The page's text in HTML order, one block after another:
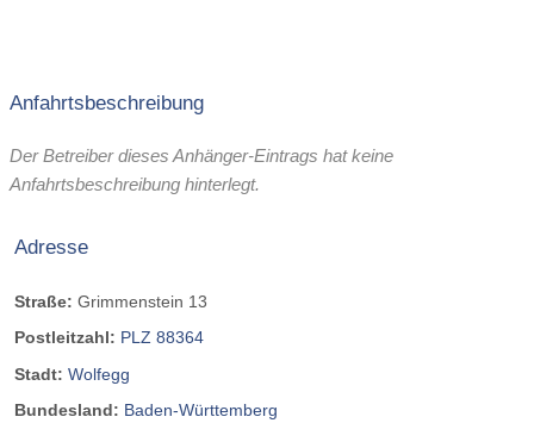
Anfahrtsbeschreibung
Der Betreiber dieses Anhänger-Eintrags hat keine
Anfahrtsbeschreibung hinterlegt.
Adresse
Straße: Grimmenstein 13
Postleitzahl: PLZ 88364
Stadt: Wolfegg
Bundesland: Baden-Württemberg